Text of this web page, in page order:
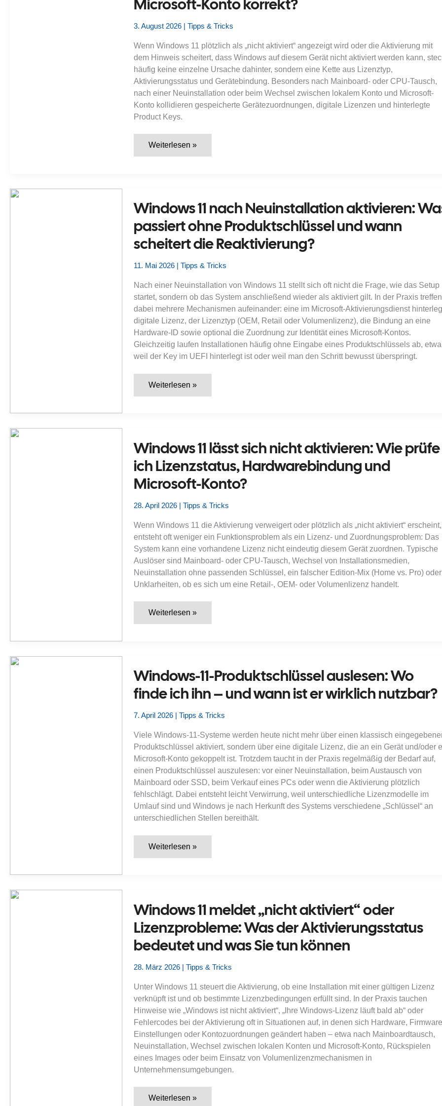
Microsoft-Konto korrekt?
3. August 2026 | Tipps & Tricks
Wenn Windows 11 plötzlich als „nicht aktiviert“ angezeigt wird oder die Aktivierung mit
dem Hinweis scheitert, dass Windows auf diesem Gerät nicht aktiviert werden kann,
häufig keine einzelne Ursache dahinter, sondern eine Kette aus Lizenztyp,
Aktivierungsstatus und Gerätebindung. Besonders nach Mainboard- oder CPU-Tausch,
nach einer Neuinstallation oder beim Wechsel zwischen lokalem Konto und Microsoft-
Konto kollidieren gespeicherte Gerätezuordnungen, digitale Lizenzen und hinterlegte
Product Keys.
Windows
ich
Lizenzstatus,
Hardwarebindung
und
Microsoft-
Konto
Weiterlesen »
Windows 11 nach Neuinstallation aktivieren:
passiert ohne Produktschlüssel und wann
scheitert die Reaktivierung?
11. Mai 2026 | Tipps & Tricks
Nach einer Neuinstallation von Windows 11 stellt sich oft nicht die Frage, wie das Setup
startet, sondern ob das System anschließend wieder als aktiviert gilt. In der Praxis treffen
dabei mehrere Mechanismen aufeinander: eine im Microsoft-Aktivierungsdienst
digitale Lizenz, der Lizenztyp (OEM, Retail oder Volumenlizenz), die Bindung an eine
Hardware-ID sowie optional die Zuordnung zur Identität eines Microsoft-Kontos.
Gleichzeitig laufen Installationen häufig ohne Eingabe eines Produktschlüssels ab, etwa
weil der Key im UEFI hinterlegt ist oder weil man den Schritt bewusst überspringt.
Windows
Produktschlüssel
und
wann
scheitert
die
Reaktivierung?
Weiterlesen »
Windows 11 lässt sich nicht aktivieren: Wie prüfe
ich Lizenzstatus, Hardwarebindung und
Microsoft-Konto?
28. April 2026 | Tipps & Tricks
Wenn Windows 11 die Aktivierung verweigert oder plötzlich als „nicht aktiviert“ erscheint,
entsteht oft weniger ein Funktionsproblem als ein Lizenz- und Zuordnungsproblem: Das
System kann eine vorhandene Lizenz nicht eindeutig diesem Gerät zuordnen. Typische
Auslöser sind Mainboard- oder CPU-Tausch, Wechsel von Installationsmedien,
Neuinstallation ohne passenden Schlüssel, ein falscher Edition-Mix (Home vs. Pro) oder
Unklarheiten, ob es sich um eine Retail-, OEM- oder Volumenlizenz handelt.
Windows
ich
Lizenzstatus,
Hardwarebindung
und
Konto?
Weiterlesen »
Windows-11-Produktschlüssel auslesen: Wo
finde ich ihn – und wann ist er wirklich nutzbar?
7. April 2026 | Tipps & Tricks
Viele Windows-11-Systeme werden heute nicht mehr über einen klassisch
Produktschlüssel aktiviert, sondern über eine digitale Lizenz, die an ein Gerät und/oder
Microsoft-Konto gekoppelt ist. Trotzdem taucht in der Praxis regelmäßig der Bedarf auf,
einen Produktschlüssel auszulesen: vor einer Neuinstallation, beim Austausch von
Mainboard oder SSD, beim Verkauf eines PCs oder wenn die Aktivierung plötzlich
fehlschlägt. Dabei entsteht leicht Verwirrung, weil unterschiedliche Lizenzmodelle im
Umlauf sind und Windows je nach Herkunft des Systems verschiedene „Schlüssel“ an
unterschiedlichen Stellen bereithält.
Windows-
–
und
wann
ist
er
wirklich
Weiterlesen »
Windows 11 meldet „nicht aktiviert“ oder
Lizenzprobleme: Was der Aktivierungsstatus
bedeutet und was Sie tun können
28. März 2026 | Tipps & Tricks
Unter Windows 11 steuert die Aktivierung, ob eine Installation mit einer gültigen Lizenz
verknüpft ist und ob bestimmte Lizenzbedingungen erfüllt sind. In der Praxis tauchen
Hinweise wie „Windows ist nicht aktiviert“, „Ihre Windows-Lizenz läuft bald ab“ oder
Fehlercodes bei der Aktivierung oft in Situationen auf, in denen sich Hardware,
Einstellungen oder Kontozuordnungen geändert haben – etwa nach Mainboardtausch,
Neuinstallation, Wechsel zwischen lokalen Konten und Microsoft-Konto, Rückspielen
eines Images oder beim Einsatz von Volumenlizenzmechanismen in
Unternehmensumgebungen.
Windows
Weiterlesen »